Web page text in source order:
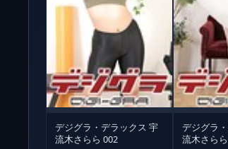
デジグラ・デラックス 宇
流木さらら 002
デジグラ
流木さら